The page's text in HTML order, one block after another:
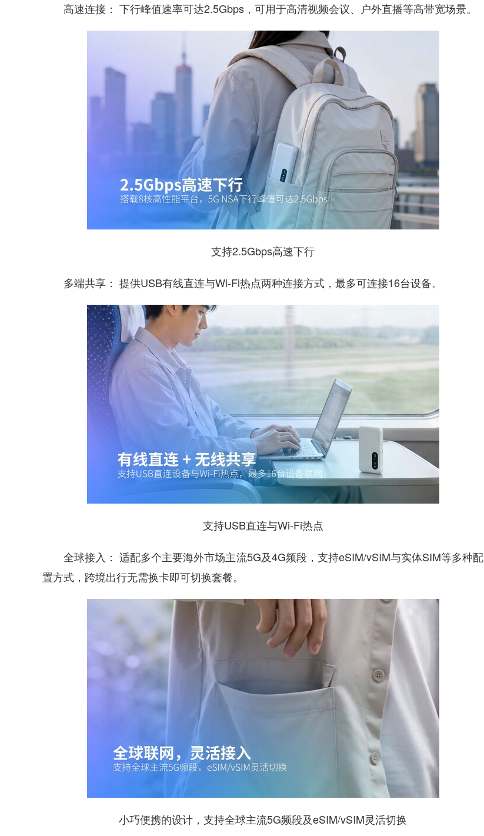
高速连接： 下行峰值速率可达2.5Gbps，可用于高清视频会议、户外直播等高带宽场景。
支持2.5Gbps高速下行
多端共享： 提供USB有线直连与Wi-Fi热点两种连接方式，最多可连接16台设备。
支持USB直连与Wi-Fi热点
全球接入： 适配多个主要海外市场主流5G及4G频段，支持eSIM/vSIM与实体SIM等多种配
置方式，跨境出行无需换卡即可切换套餐。
小巧便携的设计，支持全球主流5G频段及eSIM/vSIM灵活切换